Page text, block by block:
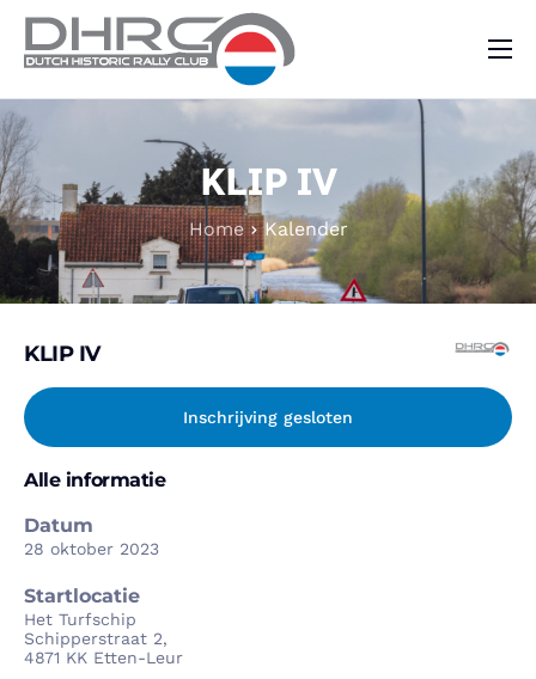
Kalender
Vraag & Aanbod
Nieuws
Contact
KLIP IV
Home Kalender
KLIP IV
Inschrijving gesloten
Alle informatie
Datum
28 oktober 2023
Startlocatie
Het Turfschip
Schipperstraat 2,
4871 KK Etten-Leur